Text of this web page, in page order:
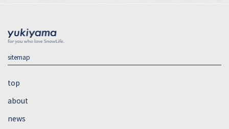
sitemap
top
about
news